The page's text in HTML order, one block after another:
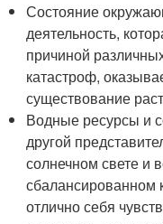
Состояние
деятельность,
причиной
катастроф,
существование
Водные ресурсы и
другой
солнечном свете и
сбалансированном
отлично себя